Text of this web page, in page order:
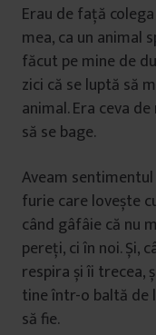
Erau de față
mea, ca un animal
făcut pe mine de
zici că se luptă să
animal. Era ceva
să se bage.
Aveam
furie care lovește
când gâfâie că nu
pereți, ci în noi. Și,
respira și îi trecea,
tine într-o baltă de
să fie.